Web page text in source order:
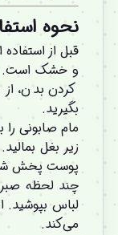
نحوه
قبل از
و خشک است.
کردن بدن، از
بگیرید.
مام صابونی
زیر بغل
پوست پخش
چند لحظه
لباس بپوشید.
می‌کند.